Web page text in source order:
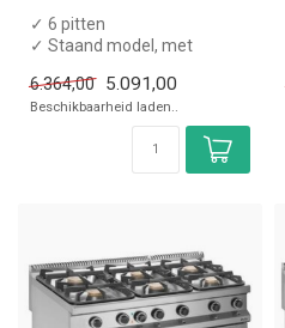
✓ 6 pitten
✓ Staand model, met
✓ 61 kW
✓ Gas
6.364,00 5.091,00
Beschikbaarheid laden..